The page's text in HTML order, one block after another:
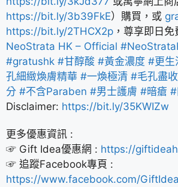
https://bit.ly/3b39FkE）購買，或
https://bit.ly/2THCX2p ，尊享即日免
NeoStrata HK – Official
#gratushk #甘醇酸 #黃金濃度 #更生
孔細緻煥膚精華 #一煥極清 #毛孔盡收
分 #不含Paraben #男士護膚 #暗瘡 #
Disclaimer: https://bit.ly/35KWIZw
更多優惠資訊 :
☞ Gift Idea優惠網 : https://
☞ 追蹤Facebook專頁 :
https://www.facebook.com/